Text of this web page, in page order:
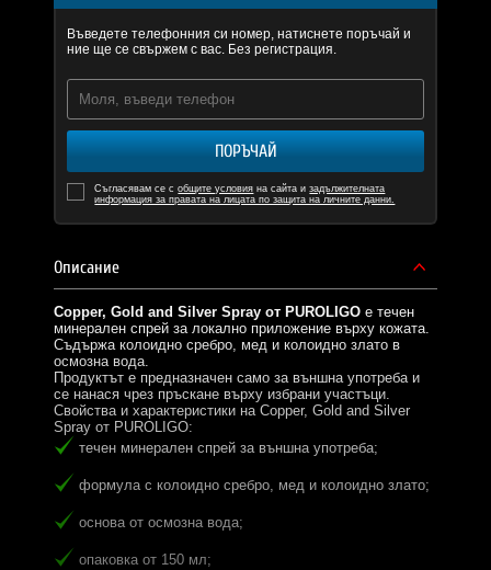
Въведете телефонния си номер, натиснете поръчай и
ние ще се свържем с вас. Без регистрация.
ПОРЪЧАЙ
Съгласявам се собщите условия на сайта изадължителната
информация за правата на лицата по защита на личните данни.
Описание
Copper, Gold and Silver Spray от PUROLIGO е течен
минерален спрей за локално приложение върху кожата.
Съдържа колоидно сребро, мед и колоидно злато в
осмозна вода.
Продуктът е предназначен само за външна употреба и
се нанася чрез пръскане върху избрани участъци.
Свойства и характеристики на Copper, Gold and Silver
Spray от PUROLIGO:
течен минерален спрей за външна употреба;
формула с колоидно сребро, мед и колоидно злато;
основа от осмозна вода;
опаковка от 150 мл;